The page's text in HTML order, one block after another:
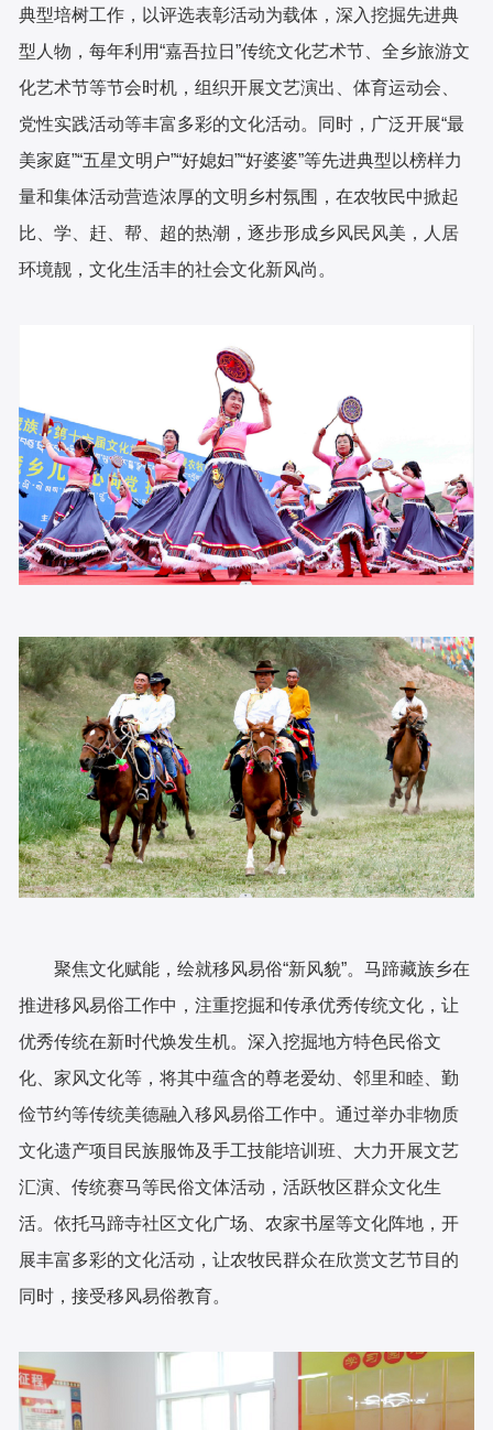
典型培树工作，以评选表彰活动为载体，深入挖掘先进典
型人物，每年利用“嘉吾拉日”传统文化艺术节、全乡旅游文
化艺术节等节会时机，组织开展文艺演出、体育运动会、
党性实践活动等丰富多彩的文化活动。同时，广泛开展“最
美家庭”“五星文明户”“好媳妇”“好婆婆”等先进典型以榜样力
量和集体活动营造浓厚的文明乡村氛围，在农牧民中掀起
比、学、赶、帮、超的热潮，逐步形成乡风民风美，人居
环境靓，文化生活丰的社会文化新风尚。
聚焦文化赋能，绘就移风易俗“新风貌”。马蹄藏族乡在
推进移风易俗工作中，注重挖掘和传承优秀传统文化，让
优秀传统在新时代焕发生机。深入挖掘地方特色民俗文
化、家风文化等，将其中蕴含的尊老爱幼、邻里和睦、勤
俭节约等传统美德融入移风易俗工作中。通过举办非物质
文化遗产项目民族服饰及手工技能培训班、大力开展文艺
汇演、传统赛马等民俗文体活动，活跃牧区群众文化生
活。依托马蹄寺社区文化广场、农家书屋等文化阵地，开
展丰富多彩的文化活动，让农牧民群众在欣赏文艺节目的
同时，接受移风易俗教育。